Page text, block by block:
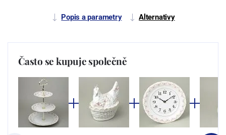
Popis a parametry Alternativy
Často se kupuje společně